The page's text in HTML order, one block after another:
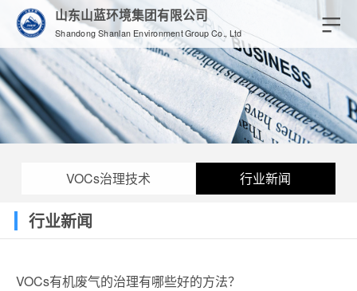
山东山蓝环境集团有限公司
Shandong Shanlan Environment Group Co., Ltd
VOCs治理技术 行业新闻
行业新闻
VOCs有机废气的治理有哪些好的方法？